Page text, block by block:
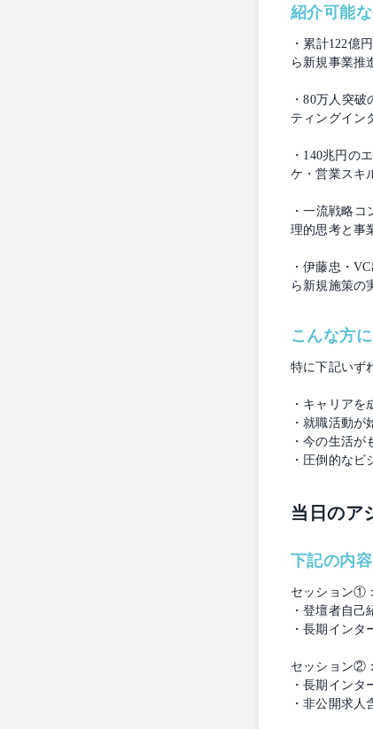
紹介可能
・累計122億
ら新規事業推
・80万人突
ティングイン
・140兆円の
ケ・営業スキ
・一流戦略
理的思考と事
・伊藤忠・
ら新規施策の
こんな方
特に下記いず
・キャリア
・就職活動
・今の生活
・圧倒的な
当日のア
下記の内
セッション①
・登壇者自己
・長期インタ
セッション②
・長期インタ
・非公開求人